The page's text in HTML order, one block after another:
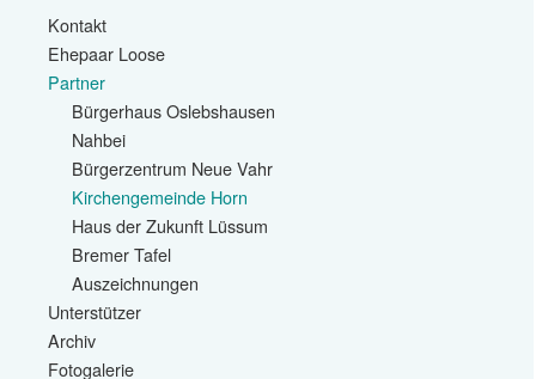
Kontakt
Ehepaar Loose
Partner
Bürgerhaus Oslebshausen
Nahbei
Bürgerzentrum Neue Vahr
Kirchengemeinde Horn
Haus der Zukunft Lüssum
Bremer Tafel
Auszeichnungen
Unterstützer
Archiv
Fotogalerie